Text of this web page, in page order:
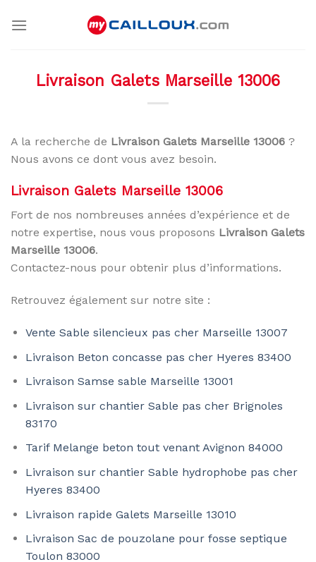
Livraison Galets Marseille 13006
A la recherche de Livraison Galets Marseille 13006 ?
Nous avons ce dont vous avez besoin.
Livraison Galets Marseille 13006
Fort de nos nombreuses années d’expérience et de
notre expertise, nous vous proposons Livraison Galets
Marseille 13006.
Contactez-nous pour obtenir plus d’informations.
Retrouvez également sur notre site :
Vente Sable silencieux pas cher Marseille 13007
Livraison Beton concasse pas cher Hyeres 83400
Livraison Samse sable Marseille 13001
Livraison sur chantier Sable pas cher Brignoles
83170
Tarif Melange beton tout venant Avignon 84000
Livraison sur chantier Sable hydrophobe pas cher
Hyeres 83400
Livraison rapide Galets Marseille 13010
Livraison Sac de pouzolane pour fosse septique
Toulon 83000